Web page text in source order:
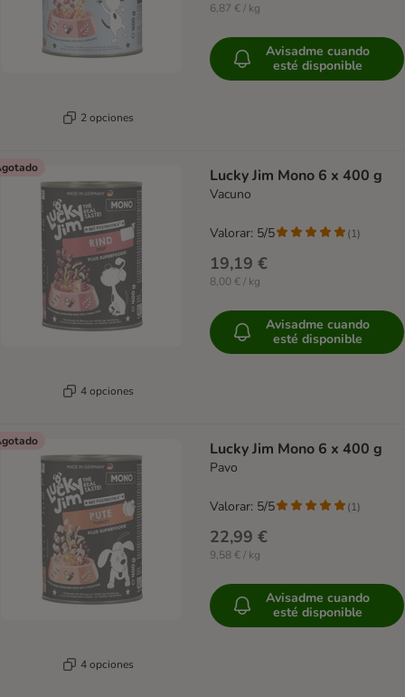
2 opciones
6,87 € / kg
Avisadme cuando
esté disponible
4 opciones
Lucky Jim Mono 6 x 400 g
Vacuno
19,19 €
8,00 € / kg
Valorar: 5/5 (1)
Avisadme cuando
esté disponible
4 opciones
Lucky Jim Mono 6 x 400 g
Pavo
22,99 €
9,58 € / kg
Valorar: 5/5 (1)
Avisadme cuando
esté disponible